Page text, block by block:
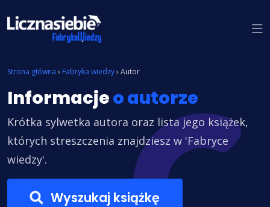
Strona główna › Fabryka wiedzy› Autor
Informacjeo autorze
Krótka sylwetka autora oraz lista jego książek,
których streszczenia znajdziesz w 'Fabryce
wiedzy'.
Wyszukaj książkę
Znajdź książkę